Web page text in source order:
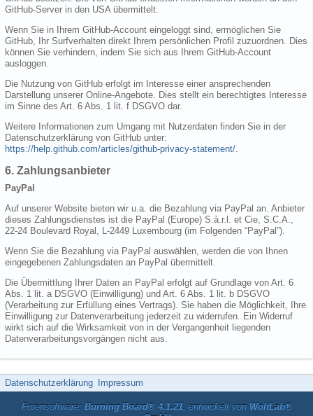
GitHub-Server in den USA übermittelt.
Wenn Sie in Ihrem GitHub-Account eingeloggt sind, ermöglichen Sie
GitHub, Ihr Surfverhalten direkt Ihrem persönlichen Profil zuzuordnen. Dies
können Sie verhindern, indem Sie sich aus Ihrem GitHub-Account
ausloggen.
Die Nutzung von GitHub erfolgt im Interesse einer ansprechenden
Darstellung unserer Online-Angebote. Dies stellt ein berechtigtes Interesse
im Sinne des Art. 6 Abs. 1 lit. f DSGVO dar.
Weitere Informationen zum Umgang mit Nutzerdaten finden Sie in der
Datenschutzerklärung von GitHub unter:
https://help.github.com/articles/github-privacy-statement/
6. Zahlungsanbieter
PayPal
Auf unserer Website bieten wir u.a. die Bezahlung via PayPal an. Anbieter
dieses Zahlungsdienstes ist die PayPal (Europe) S.à.r.l. et Cie, S.C.A.,
22-24 Boulevard Royal, L-2449 Luxembourg (im Folgenden “PayPal”).
Wenn Sie die Bezahlung via PayPal auswählen, werden die von Ihnen
eingegebenen Zahlungsdaten an PayPal übermittelt.
Die Übermittlung Ihrer Daten an PayPal erfolgt auf Grundlage von Art. 6
Abs. 1 lit. a DSGVO (Einwilligung) und Art. 6 Abs. 1 lit. b DSGVO
(Verarbeitung zur Erfüllung eines Vertrags). Sie haben die Möglichkeit, Ihre
Einwilligung zur Datenverarbeitung jederzeit zu widerrufen. Ein Widerruf
wirkt sich auf die Wirksamkeit von in der Vergangenheit liegenden
Datenverarbeitungsvorgängen nicht aus.
Datenschutzerklärung Impressum
Forensoftware: Burning Board® 4.1.21, entwickelt von WoltLab®